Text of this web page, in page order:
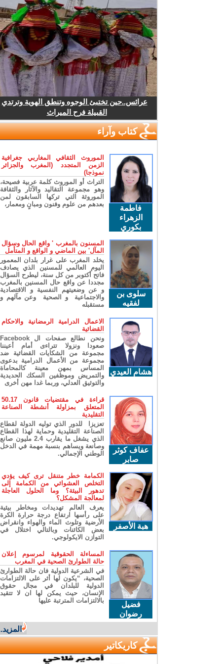
عرائس..حين تختبئ الوجوه وتنطق الهوية وترتدي
القبيلة فرح الميراث
كتاب وآراء
فاطمة
الزهراء
بكوري
الموروث الثقافي المغاربي جغرافية
الزمن المتجدد (المغرب والجزائر
نموذجا)
التراث أو الموروث كلمة عربية فصيحة،
وهو مجموعة التقاليد والآثار والثقافة
الموروثة التي تركها السابقون لمن
بعدهم من علوم وفنون ومبانٍ ومعمار،
سلوى بن
لفقيه
المسنون بالمغرب ' واقع الحال وسؤال
المآل' بين الماضي و الواقع و المتأمل
يخلد المغرب على غرار بلدان المعمور
اليوم العالمي للمسنين الذي يصادف
فاتح أكتوبر من كل سنة، ليطرح السؤال
مجددا عن واقع حال المسنين بالمغرب
و عن وضعيتهم النفسية و الاقتصادية
والاجتماعية و الصحية وعن مآلهم و
مستقبله
هشام العيدي
الاعمال الدرامية الرمضانية والاحكام
القضائية
ونحن نطالع صفحات ال Facebook
صعودا ونزولا تتراءى أمام أعيننا
مجموعة من الشكايات القضائية ضد
مجموعة من الأعمال الدرامية بدعوى
المساس بمهن معينة كالمحاماة
والتمريض وموظفين السكك الحديدية
والتوثيق العدلي، وربما غدا مهن أخرى
عفاف كوثر
صابر
قراءة في مقتضيات قانون 50.17
المتعلق بمزاولة أنشطة الصناعة
التقليدية
تعزيزا للدور الذي توليه الدولة لقطاع
الصناعة التقليدية وحماية لهذا القطاع
الذي يشغل ما يقارب 2.4 مليون صانع
وصانعة ويساهم بنسبة مهمة في الدخل
الوطني الإجمالي.
هبة الأصفر
الكمامة خطر متنقل ترى كيف يؤدي
التخلص العشوائي من الكمامة إلى
تدهور البيئة؟ وما الحلول العاجلة
لمعالجة المشكل؟
يعرف العالم تهديدات ومخاطر بيئية
على رأسها ارتفاع درجة حرارة الكرة
الأرضية وتلوث الماء والهواء وانقراض
بعض الكائنات وبالتالي اختلال في
التوازن الايكولوجي.
فضيل
رضوان
المساءلة الحقوقية لمرسوم إعلان
حالة الطوارئ الصحية في المغرب
في الشرعية الدولية فان حالة الطوارئ
الصحية، “يكون لها أثر على الالتزامات
الدولية للبلدان في مجال حقوق
الإنسان، حيث يمكن لها ان لا تتقيد
بالالتزامات المترتبة عليها
المزيد...
كاريكاتير